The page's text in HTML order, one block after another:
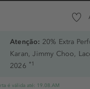
Atenção: 20% Extra
Karan, Jimmy Choo,
2026 *1
é válida até: 19.08.AM